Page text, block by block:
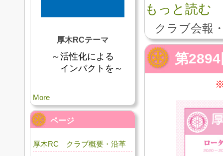
もっと読む
クラブ会報
第
厚木RCテーマ
～活性化による
インパクトを～
More
ページ
厚木RC クラブ概要・沿革